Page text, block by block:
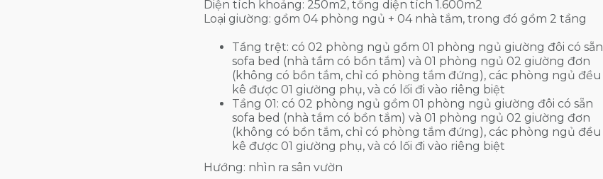
Diện tích khoảng: 250m2, tổng diện tích 1.600m2
Loại giường: gồm 04 phòng ngủ + 04 nhà tắm, trong đó gồm 2 tầng
Tầng trệt: có 02 phòng ngủ gồm 01 phòng ngủ giường đôi có sẵn
sofa bed (nhà tắm có bồn tắm) và 01 phòng ngủ 02 giường đơn
(không có bồn tắm, chỉ có phòng tắm đứng), các phòng ngủ đều
kê được 01 giường phụ, và có lối đi vào riêng biệt
Tầng 01: có 02 phòng ngủ gồm 01 phòng ngủ giường đôi có sẵn
sofa bed (nhà tắm có bồn tắm) và 01 phòng ngủ 02 giường đơn
(không có bồn tắm, chỉ có phòng tắm đứng), các phòng ngủ đều
kê được 01 giường phụ, và có lối đi vào riêng biệt
Hướng: nhìn ra sân vườn